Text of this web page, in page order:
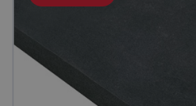
Ďalšie gumové a plastové výrobky